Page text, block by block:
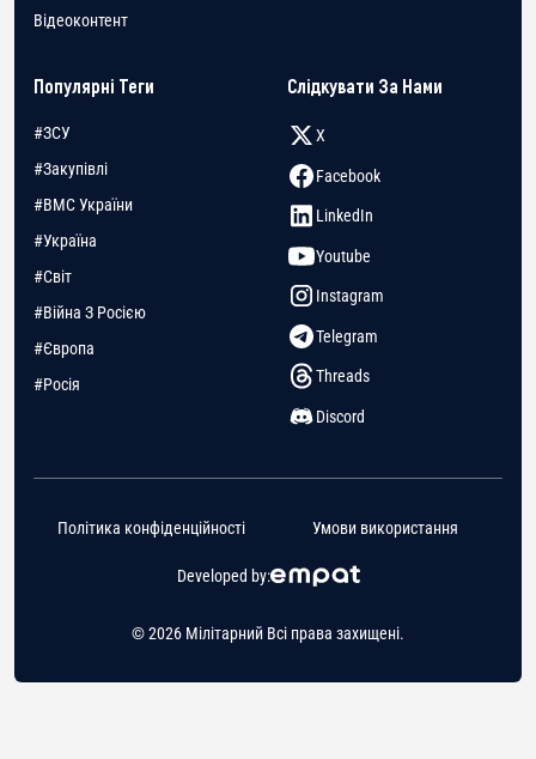
Відеоконтент
Популярні Теги
#ЗСУ
#Закупівлі
#ВМС України
#Україна
#Світ
#Війна З Росією
#Європа
#Росія
Слідкувати За Нами
X
Facebook
LinkedIn
Youtube
Instagram
Telegram
Threads
Discord
© 2026 Мілітарний Всі права захищені.
Developed by:
Політика конфіденційності Умови використання